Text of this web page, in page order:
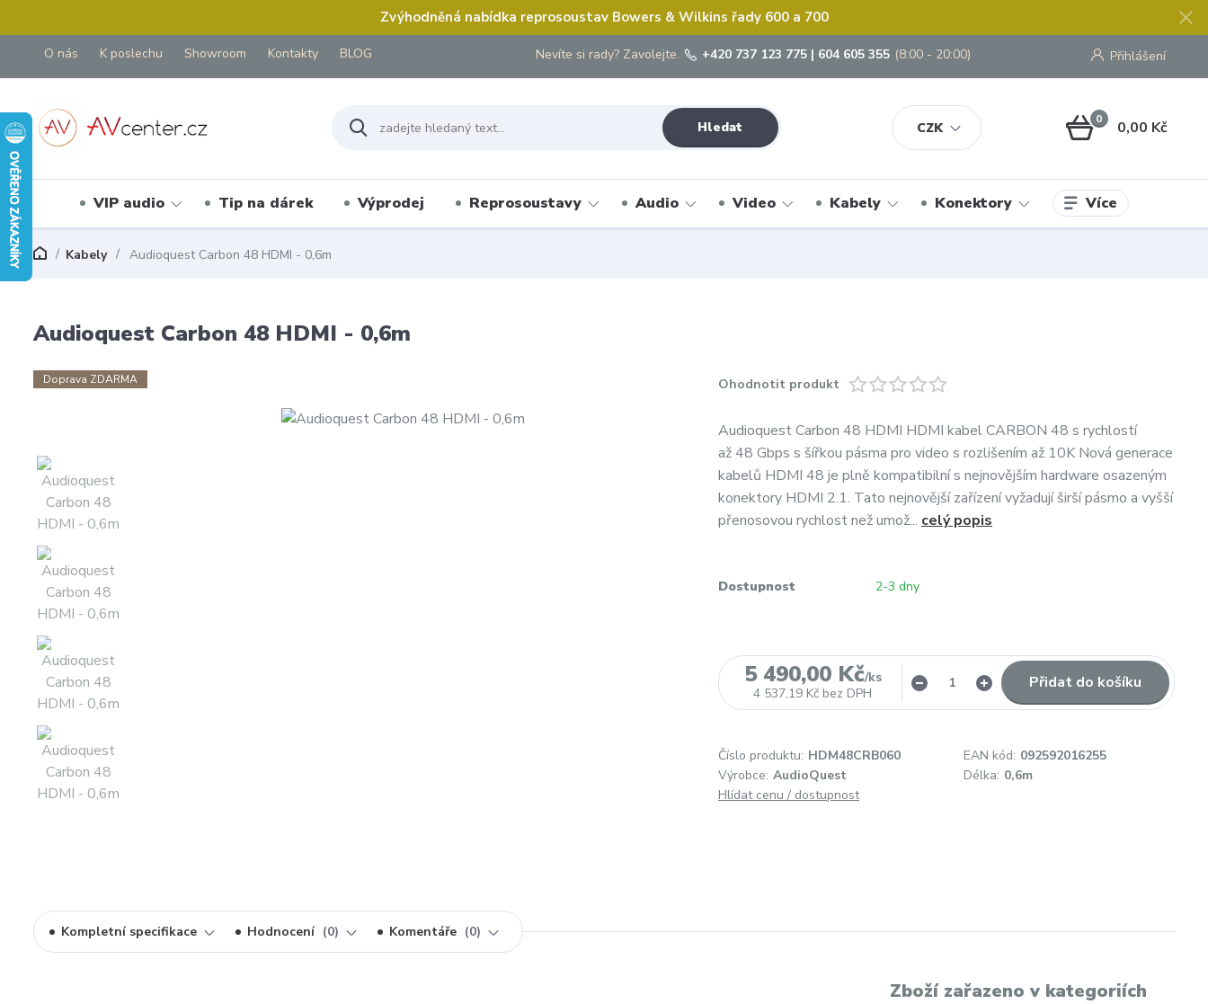
Zvýhodněná nabídka reprosoustav Bowers & Wilkins řady 600 a 700
O nás K poslechu Showroom Kontakty BLOG
CZK
Přihlášení
Hledat
Nevíte si rady? Zavolejte. +420 737 123 775 | 604 605 355 (8:00 - 20:00)
0 0,00 Kč
VIP audio Tip na dárek Výprodej Reprosoustavy Audio Video Kabely Konektory Více
Kabely Audioquest Carbon 48 HDMI - 0,6m
Audioquest Carbon 48 HDMI - 0,6m
Doprava ZDARMA Ohodnotit produkt
Audioquest Carbon 48 HDMI HDMI kabel CARBON 48 s rychlostí
až 48 Gbps s šířkou pásma pro video s rozlišením až 10K Nová generace
kabelů HDMI 48 je plně kompatibilní s nejnovějším hardware osazeným
konektory HDMI 2.1. Tato nejnovější zařízení vyžadují širší pásmo a vyšší
přenosovou rychlost než umož... celý popis
Dostupnost 2-3 dny
5 490,00 Kč/ks
4 537,19 Kč bez DPH
Přidat do košíku
Číslo produktu: HDM48CRB060 EAN kód: 092592016255
Výrobce: AudioQuest Délka: 0,6m
Hlídat cenu / dostupnost
Kompletní specifikace Hodnocení 0 Komentáře 0
Zboží zařazeno v kategoriích